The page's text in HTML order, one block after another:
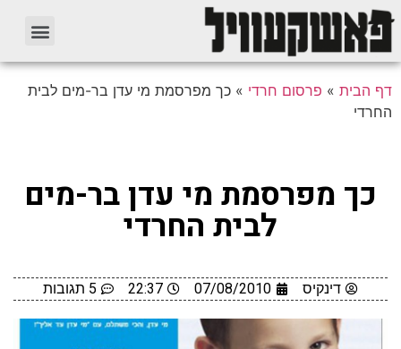
דף הבית » פרסום חרדי » כך מפרסמת מי עדן בר-מים לבית
החרדי
כך מפרסמת מי עדן בר-מים
לבית החרדי
דינקיס 07/08/2010
22:37 5 תגובות